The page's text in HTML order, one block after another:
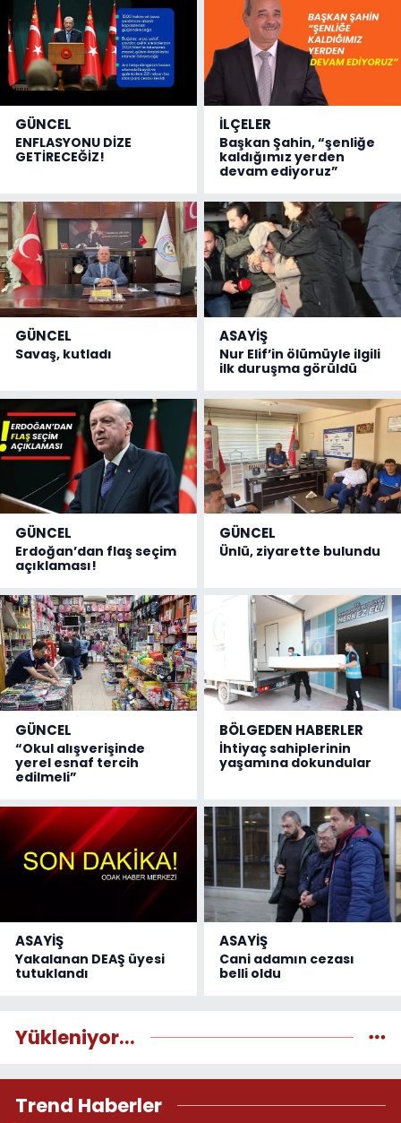
GÜNCEL
ENFLASYONU DİZE
GETİRECEĞİZ!
İLÇELER
Başkan Şahin, “şenliğe
kaldığımız yerden
devam ediyoruz”
GÜNCEL
Savaş, kutladı
ASAYİŞ
Nur Elif’in ölümüyle ilgili
ilk duruşma görüldü
GÜNCEL
Erdoğan’dan flaş seçim
açıklaması!
GÜNCEL
Ünlü, ziyarette bulundu
GÜNCEL
“Okul alışverişinde
yerel esnaf tercih
edilmeli”
BÖLGEDEN HABERLER
İhtiyaç sahiplerinin
yaşamına dokundular
ASAYİŞ
Yakalanan DEAŞ üyesi
tutuklandı
ASAYİŞ
Cani adamın cezası
belli oldu
Yükleniyor...
Trend Haberler